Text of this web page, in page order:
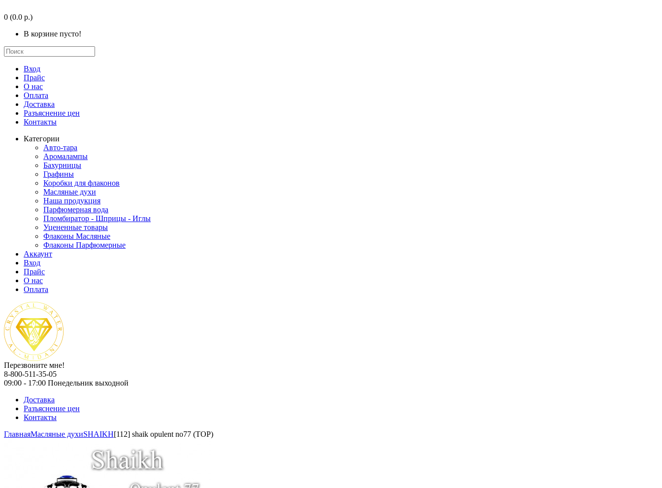
0 (0.0 р.)
В корзине пусто!
Вход
Прайс
О нас
Оплата
Доставка
Разъяснение цен
Контакты
Категории
Авто-тара
Аромалампы
Бахурницы
Графины
Коробки для флаконов
Масляные духи
Наша продукция
Парфюмерная вода
Пломбиратор - Шприцы - Иглы
Уцененные товары
Флаконы Масляные
Флаконы Парфюмерные
Аккаунт
Вход
Прайс
О нас
Оплата
Перезвоните мне!
8-800-511-35-05
09:00 - 17:00 Понедельник выходной
Доставка
Разъяснение цен
Контакты
ГлавнаяМасляные духиSHAIKH[112] shaik opulent no77 (TOP)